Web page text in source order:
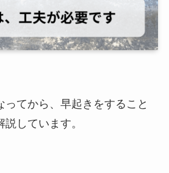
ってから、早起きをすること
しています。